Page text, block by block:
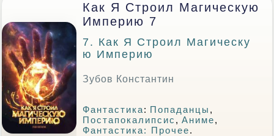
Как Я Строил Магическую
Империю 7
7. Как Я Строил Магическу
Ю Империю
Зубов Константин
Фантастика: Попаданцы ,
Постапокалипсис ,Аниме,
Фантастика: Прочее.